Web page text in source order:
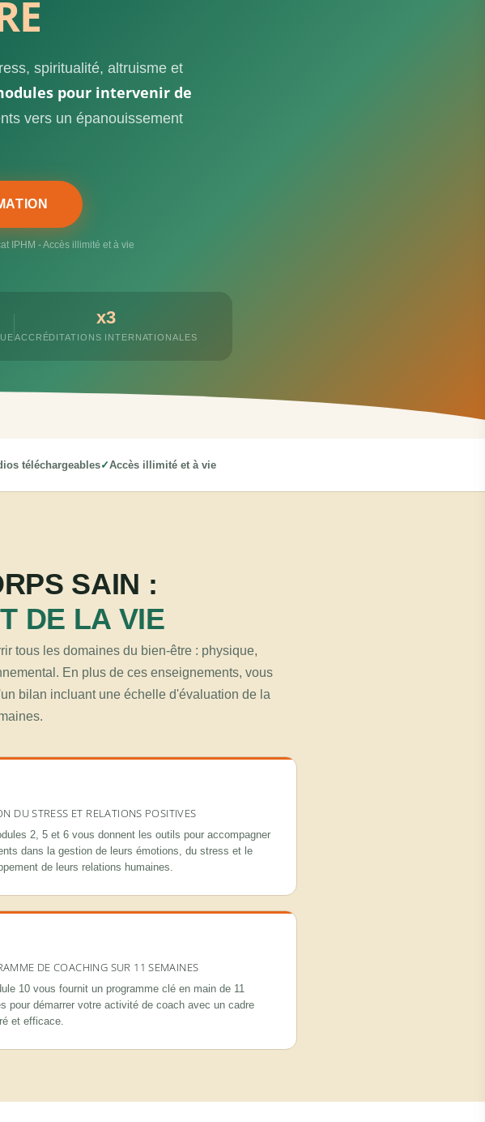
spiritualité, altruisme et
pour intervenir de
vers un épanouissement
IPHM - Accès illimité et à vie
x3
ACCRÉDITATIONS INTERNATIONALES
téléchargeables Accès illimité et à vie
SAIN :
DE LA VIE
tous les domaines du bien-être : physique,
En plus de ces enseignements, vous
bilan incluant une échelle d'évaluation de la
DU STRESS ET RELATIONS POSITIVES
2, 5 et 6 vous donnent les outils pour accompagner
dans la gestion de leurs émotions, du stress et le
de leurs relations humaines.
DE COACHING SUR 11 SEMAINES
10 vous fournit un programme clé en main de 11
pour démarrer votre activité de coach avec un cadre
et efficace.